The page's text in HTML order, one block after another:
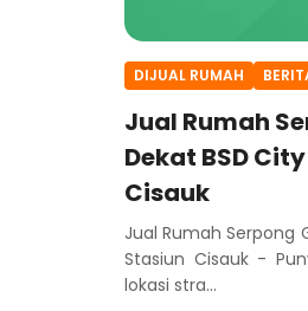
DIJUAL RUMAH
Jual Rumah
Dekat BSD
Cisauk
Jual Rumah Serpong
Stasiun Cisauk -
lokasi stra...